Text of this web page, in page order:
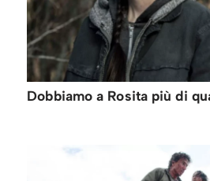
Dobbiamo a Rosita più di